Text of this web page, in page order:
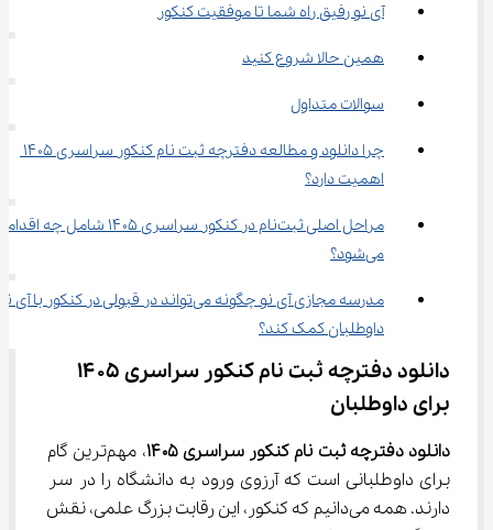
آی نو رفیق راه شما تا موفقیت کنکور
همین حالا شروع کنید
سوالات متداول
چرا دانلود و مطالعه دفترچه ثبت نام کنکور سراسری ۱۴۰۵
اهمیت دارد؟
مراحل اصلی ثبت‌نام در کنکور سراسری ۱۴۰۵ شامل چه
می‌شود؟
مدرسه مجازی آی‌ نو چگونه می‌تواند در قبولی در کنکور با
داوطلبان کمک کند؟
برای داوطلبان
دانلود دفترچه ثبت نام کنکور سراسری ۱۴۰۵
، مهم‌ترین گام
برای داوطلبانی است که آرزوی ورود به دانشگاه را در سر
دارند. همه می‌دانیم که کنکور، این رقابت بزرگ علمی، نقش